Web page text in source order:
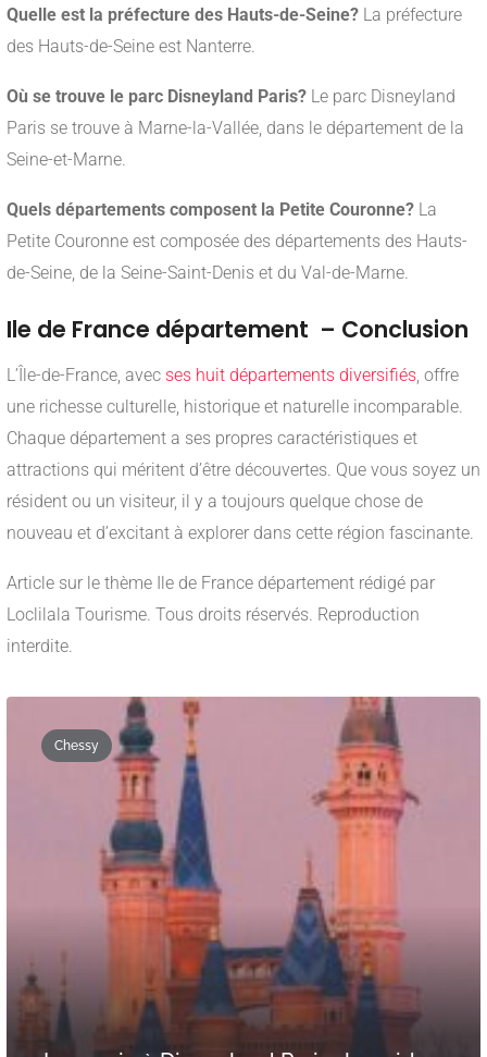
Quelle est la préfecture des Hauts-de-Seine? La préfecture
des Hauts-de-Seine est Nanterre.
Où se trouve le parc Disneyland Paris? Le parc Disneyland
Paris se trouve à Marne-la-Vallée, dans le département de la
Seine-et-Marne.
Quels départements composent la Petite Couronne? La
Petite Couronne est composée des départements des Hauts-
de-Seine, de la Seine-Saint-Denis et du Val-de-Marne.
Ile de France département – Conclusion
L’Île-de-France, avec ses huit départements diversifiés, offre
une richesse culturelle, historique et naturelle incomparable.
Chaque département a ses propres caractéristiques et
attractions qui méritent d’être découvertes. Que vous soyez un
résident ou un visiteur, il y a toujours quelque chose de
nouveau et d’excitant à explorer dans cette région fascinante.
Article sur le thème Ile de France département rédigé par
Loclilala Tourisme. Tous droits réservés. Reproduction
interdite.
Chessy